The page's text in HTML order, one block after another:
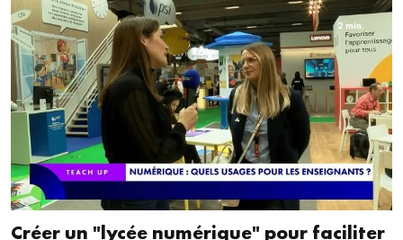
2 min.
Créer un "lycée numérique" pour faciliter